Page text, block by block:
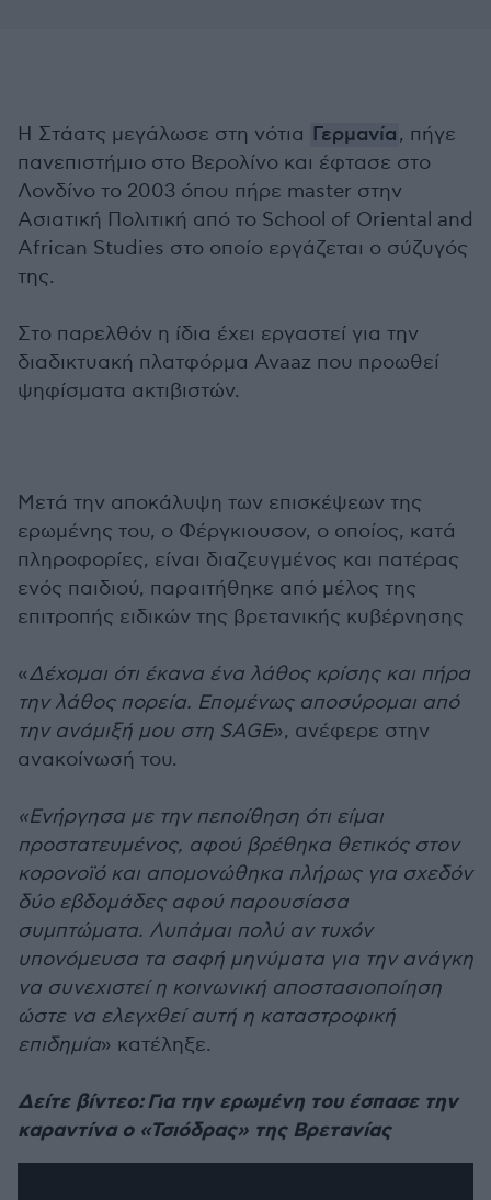
Η Στάατς μεγάλωσε στη νότια Γερμανία, πήγε
πανεπιστήμιο στο Βερολίνο και έφτασε στο
Λονδίνο το 2003 όπου πήρε master στην
Ασιατική Πολιτική από το School of Oriental and
African Studies στο οποίο εργάζεται ο σύζυγός
της.
Στο παρελθόν η ίδια έχει εργαστεί για την
διαδικτυακή πλατφόρμα Avaaz που προωθεί
ψηφίσματα ακτιβιστών.
Μετά την αποκάλυψη των επισκέψεων της
ερωμένης του, ο Φέργκιουσον, ο οποίος, κατά
πληροφορίες, είναι διαζευγμένος και πατέρας
ενός παιδιού, παραιτήθηκε από μέλος της
επιτροπής ειδικών της βρετανικής κυβέρνησης
«Δέχομαι ότι έκανα ένα λάθος κρίσης και πήρα
την λάθος πορεία. Επομένως αποσύρομαι από
την ανάμιξή μου στη SAGE», ανέφερε στην
ανακοίνωσή του.
«Ενήργησα με την πεποίθηση ότι είμαι
προστατευμένος, αφού βρέθηκα θετικός στον
κορονοϊό και απομονώθηκα πλήρως για σχεδόν
δύο εβδομάδες αφού παρουσίασα
συμπτώματα. Λυπάμαι πολύ αν τυχόν
υπονόμευσα τα σαφή μηνύματα για την ανάγκη
να συνεχιστεί η κοινωνική αποστασιοποίηση
ώστε να ελεγχθεί αυτή η καταστροφική
επιδημία» κατέληξε.
Δείτε βίντεο: Για την ερωμένη του έσπασε την
καραντίνα ο «Τσιόδρας» της Βρετανίας